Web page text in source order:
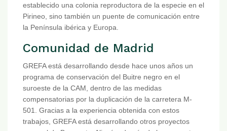
establecido una colonia reproductora de la especie en el
Pirineo, sino también un puente de comunicación entre
la Península ibérica y Europa.
Comunidad de Madrid
GREFA está desarrollando desde hace unos años un
programa de conservación del Buitre negro en el
suroeste de la CAM, dentro de las medidas
compensatorias por la duplicación de la carretera M-
501. Gracias a la experiencia obtenida con estos
trabajos, GREFA está desarrollando otros proyectos